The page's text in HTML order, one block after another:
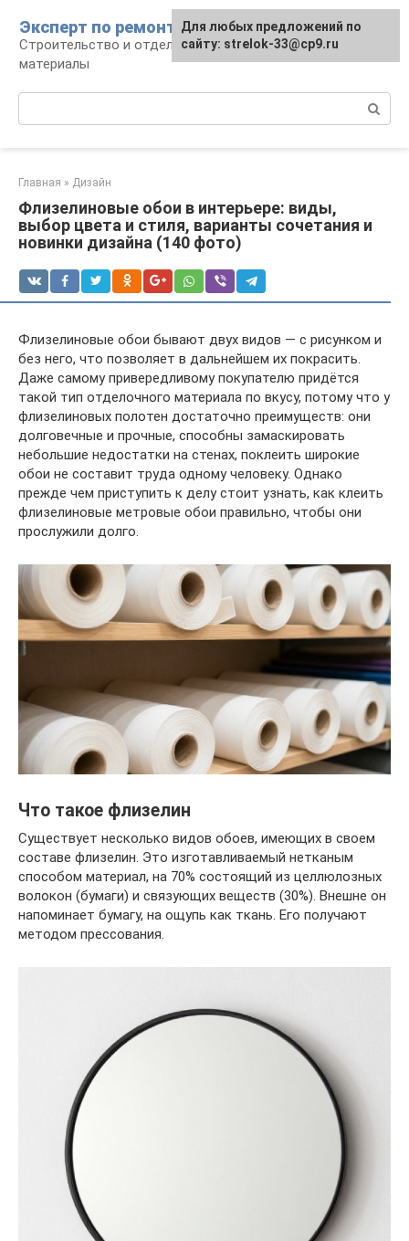
контенту
Эксперт по ремонту
Строительство и отделка: работы и
материалы
Главная » Дизайн
Флизелиновые обои в интерьере: виды,
выбор цвета и стиля, варианты сочетания и
новинки дизайна (140 фото)
Флизелиновые обои бывают двух видов — с рисунком и
без него, что позволяет в дальнейшем их покрасить.
Даже самому привередливому покупателю придётся
такой тип отделочного материала по вкусу, потому что у
флизелиновых полотен достаточно преимуществ: они
долговечные и прочные, способны замаскировать
небольшие недостатки на стенах, поклеить широкие
обои не составит труда одному человеку. Однако
прежде чем приступить к делу стоит узнать, как клеить
флизелиновые метровые обои правильно, чтобы они
прослужили долго.
Что такое флизелин
Существует несколько видов обоев, имеющих в своем
составе флизелин. Это изготавливаемый нетканым
способом материал, на 70% состоящий из целлюлозных
волокон (бумаги) и связующих веществ (30%). Внешне он
напоминает бумагу, на ощупь как ткань. Его получают
методом прессования.
Для любых предложений по
сайту: strelok-33@cp9.ru
Для любых предложений по
сайту: strelok-33@cp9.ru